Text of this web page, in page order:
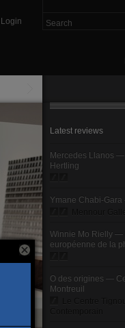
Login
Latest reviews
Mercedes Llanos
Hertling
Ymane Chabi-
Mennour
Winnie Mo Rielly —
européenne de la
O des origines —
Montreuil
Le Centre
Contemporain